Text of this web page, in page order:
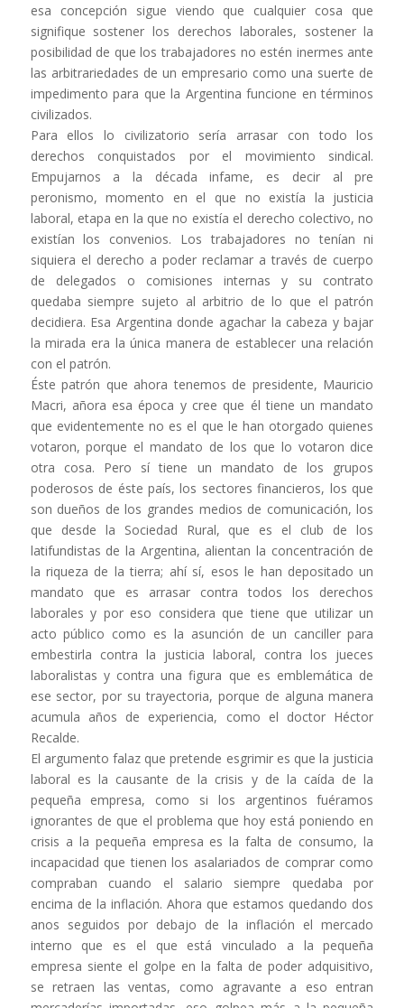
esa concepción sigue viendo que cualquier cosa que
signifique sostener los derechos laborales, sostener la
posibilidad de que los trabajadores no estén inermes ante
las arbitrariedades de un empresario como una suerte de
impedimento para que la Argentina funcione en términos
civilizados.
Para ellos lo civilizatorio sería arrasar con todo los
derechos conquistados por el movimiento sindical.
Empujarnos a la década infame, es decir al pre
peronismo, momento en el que no existía la justicia
laboral, etapa en la que no existía el derecho colectivo, no
existían los convenios. Los trabajadores no tenían ni
siquiera el derecho a poder reclamar a través de cuerpo
de delegados o comisiones internas y su contrato
quedaba siempre sujeto al arbitrio de lo que el patrón
decidiera. Esa Argentina donde agachar la cabeza y bajar
la mirada era la única manera de establecer una relación
con el patrón.
Éste patrón que ahora tenemos de presidente, Mauricio
Macri, añora esa época y cree que él tiene un mandato
que evidentemente no es el que le han otorgado quienes
votaron, porque el mandato de los que lo votaron dice
otra cosa. Pero sí tiene un mandato de los grupos
poderosos de éste país, los sectores financieros, los que
son dueños de los grandes medios de comunicación, los
que desde la Sociedad Rural, que es el club de los
latifundistas de la Argentina, alientan la concentración de
la riqueza de la tierra; ahí sí, esos le han depositado un
mandato que es arrasar contra todos los derechos
laborales y por eso considera que tiene que utilizar un
acto público como es la asunción de un canciller para
embestirla contra la justicia laboral, contra los jueces
laboralistas y contra una figura que es emblemática de
ese sector, por su trayectoria, porque de alguna manera
acumula años de experiencia, como el doctor Héctor
Recalde.
El argumento falaz que pretende esgrimir es que la justicia
laboral es la causante de la crisis y de la caída de la
pequeña empresa, como si los argentinos fuéramos
ignorantes de que el problema que hoy está poniendo en
crisis a la pequeña empresa es la falta de consumo, la
incapacidad que tienen los asalariados de comprar como
compraban cuando el salario siempre quedaba por
encima de la inflación. Ahora que estamos quedando dos
anos seguidos por debajo de la inflación el mercado
interno que es el que está vinculado a la pequeña
empresa siente el golpe en la falta de poder adquisitivo,
se retraen las ventas, como agravante a eso entran